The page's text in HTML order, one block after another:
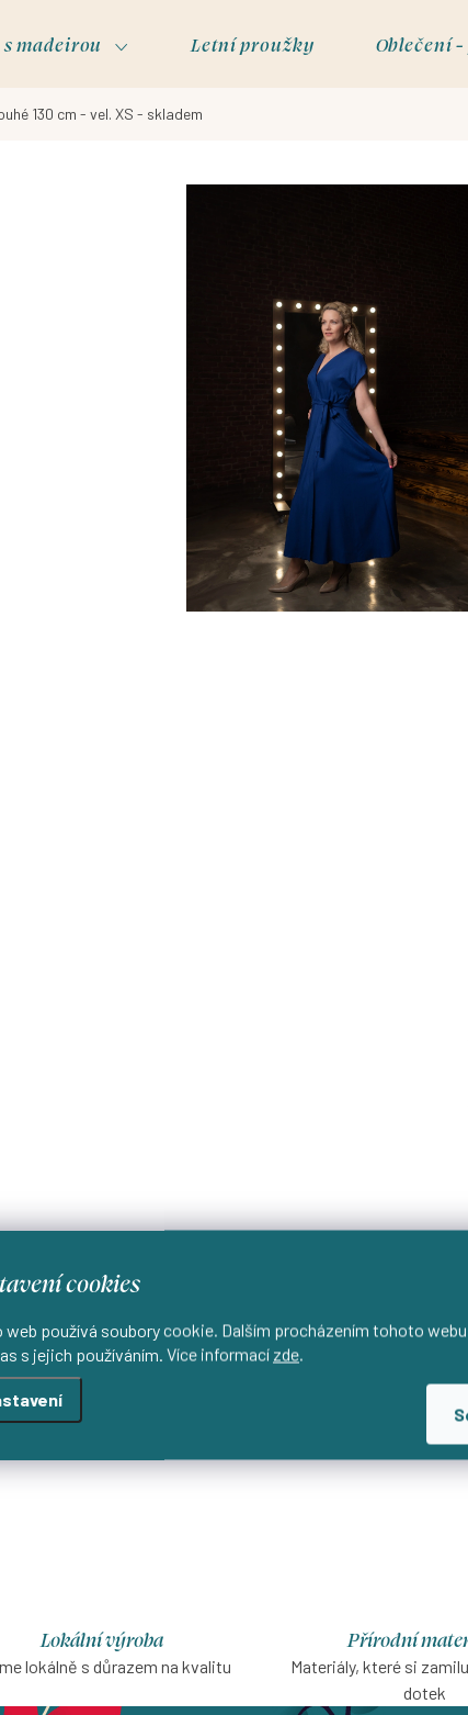
cookies
web používá soubory cookie. Dalším procházením tohoto
s jejich používáním. Více informací zde.
s madeirou Letní proužky Oblečení
130 cm - vel. XS - skladem
Lokální výroba
lokálně s důrazem na kvalitu
Přírodní
Materiály, které si
dotek